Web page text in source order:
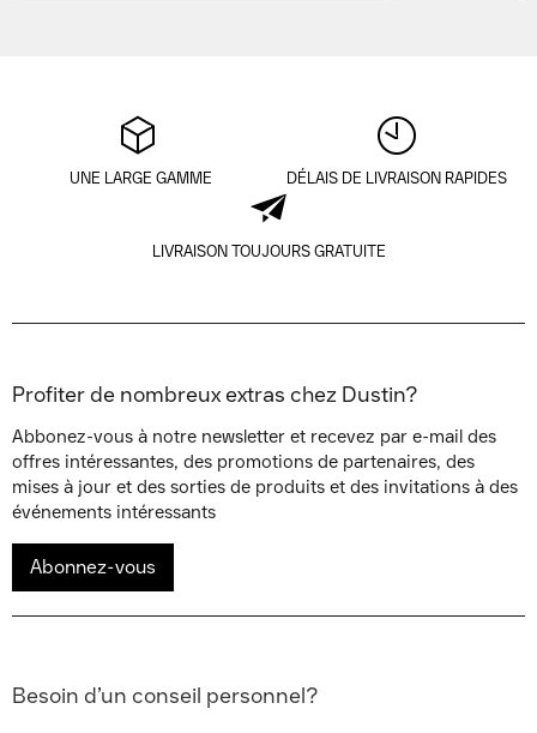
UNE LARGE GAMME DÉLAIS DE LIVRAISON RAPIDES
LIVRAISON TOUJOURS GRATUITE
Profiter de nombreux extras chez Dustin?
Abbonez-vous à notre newsletter et recevez par e-mail des
offres intéressantes, des promotions de partenaires, des
mises à jour et des sorties de produits et des invitations à des
événements intéressants
Abonnez-vous
Besoin d’un conseil personnel?